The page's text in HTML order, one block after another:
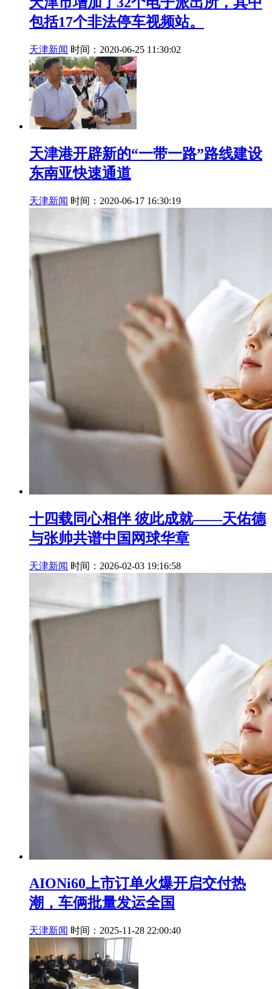
包括17个非法停车视频站。
天津新闻 时间：2020-06-25 11:30:02
天津港开辟新的“一带一路”路线建设
东南亚快速通道
天津新闻 时间：2020-06-17 16:30:19
十四载同心相伴 彼此成就——天佑德
与张帅共谱中国网球华章
天津新闻 时间：2026-02-03 19:16:58
AIONi60上市订单火爆开启交付热
潮，车俩批量发运全国
天津新闻 时间：2025-11-28 22:00:40